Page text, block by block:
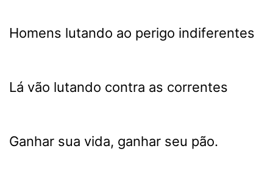
Homens lutando ao perigo indiferentes
Lá vão lutando contra as correntes
Ganhar sua vida, ganhar seu pão.